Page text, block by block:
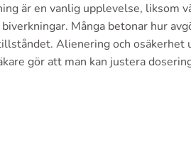
är en vanlig upplevelse, liksom
Många betonar hur
Alienering och osäkerhet
gör att man kan justera